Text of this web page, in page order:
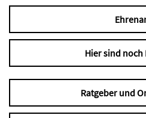
Hier sind noch
Ratgeber und